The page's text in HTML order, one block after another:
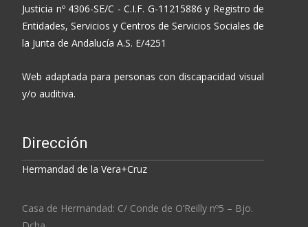
Justicia nº 4306-SE/C - C.I.F. G-11215886 y Registro de
Entidades, Servicios y Centros de Servicios Sociales de
la Junta de Andalucía A.S. E/4251
Web adaptada para personas con discapacidad visual
y/o auditiva.
Dirección
Hermandad de la Vera+Cruz
Casa de Hermandad: C/ Conde de O’Reilly nº5 – Bjo.